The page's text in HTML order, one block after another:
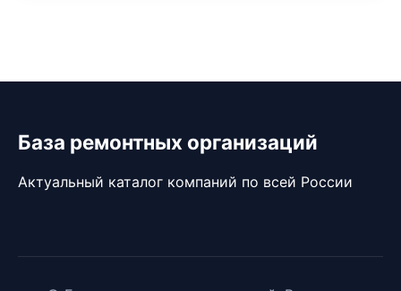
База ремонтных организаций
Актуальный каталог компаний по всей России